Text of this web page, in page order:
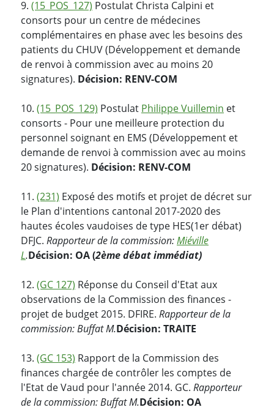
9. (15_POS_127) Postulat Christa Calpini et
consorts pour un centre de médecines
complémentaires en phase avec les besoins des
patients du CHUV (Développement et demande
de renvoi à commission avec au moins 20
signatures). Décision: RENV-COM
10. (15_POS_129) Postulat Philippe Vuillemin et
consorts - Pour une meilleure protection du
personnel soignant en EMS (Développement et
demande de renvoi à commission avec au moins
20 signatures). Décision: RENV-COM
11. (231) Exposé des motifs et projet de décret sur
le Plan d'intentions cantonal 2017-2020 des
hautes écoles vaudoises de type HES(1er débat)
DFJC. Rapporteur de la commission:Miéville
L.Décision: OA (2ème débat immédiat)
12. (GC 127) Réponse du Conseil d'Etat aux
observations de la Commission des finances -
projet de budget 2015. DFIRE. Rapporteur de la
commission: Buffat M.Décision: TRAITE
13. (GC 153) Rapport de la Commission des
finances chargée de contrôler les comptes de
l'Etat de Vaud pour l'année 2014. GC. Rapporteur
de la commission: Buffat M.Décision: OA